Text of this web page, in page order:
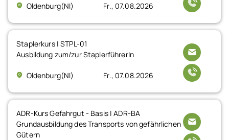
Oldenburg(NI) Fr., 07.08.2026
Staplerkurs | STPL-01
Ausbildung zum/zur StaplerführerIn
Oldenburg(NI) Fr., 07.08.2026
ADR-Kurs Gefahrgut - Basis | ADR-BA
Grundausbildung des Transports von gefährlichen
Gütern